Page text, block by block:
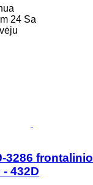
24 Sa
3286
432D